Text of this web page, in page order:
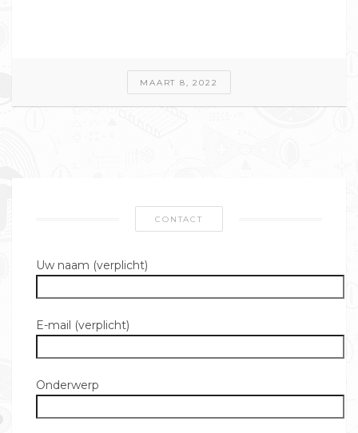
MAART 8, 2022
CONTACT
Uw naam (verplicht)
E-mail (verplicht)
Onderwerp